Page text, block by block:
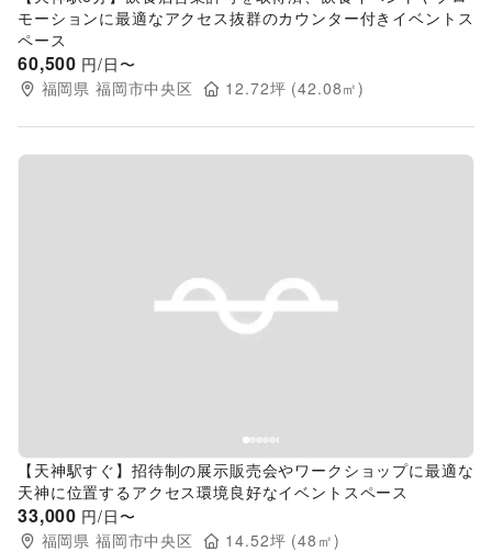
モーションに最適なアクセス抜群のカウンター付きイベントス
ペース
60,500 円/日〜
福岡県 福岡市中央区 12.72坪 (42.08㎡)
Previous slide
【天神駅すぐ】招待制の展示販売会やワークショップに最適な
天神に位置するアクセス環境良好なイベントスペース
33,000 円/日〜
福岡県 福岡市中央区 14.52坪 (48 ㎡)